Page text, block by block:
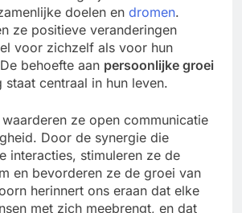
doelen en dromen.
ze positieve veranderingen
voor zichzelf als voor hun
behoefte aan persoonlijke groei
centraal in hun leven.
ze open communicatie
Door de synergie die
interacties, stimuleren ze de
en bevorderen ze de groei van
herinnert ons eraan dat elke
met zich meebrengt, en dat